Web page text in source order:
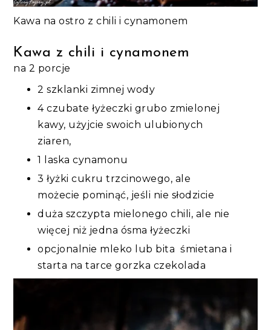
Kawa na ostro z chili i cynamonem
Kawa z chili i cynamonem
na 2 porcje
2 szklanki zimnej wody
4 czubate łyżeczki grubo zmielonej
kawy, użyjcie swoich ulubionych
ziaren,
1 laska cynamonu
3 łyżki cukru trzcinowego, ale
możecie pominąć, jeśli nie słodzicie
duża szczypta mielonego chili, ale nie
więcej niż jedna ósma łyżeczki
opcjonalnie mleko lub bita śmietana i
starta na tarce gorzka czekolada